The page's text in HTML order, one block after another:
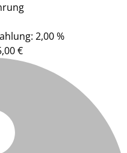
2,00 %
€